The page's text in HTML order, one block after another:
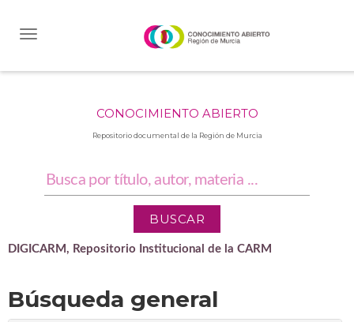
CONOCIMIENTO ABIERTO
Repositorio documental de la Región de Murcia
DIGICARM, Repositorio Institucional de la CARM
Búsqueda general